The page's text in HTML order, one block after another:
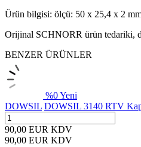
Ürün bilgisi: ölçü: 50 x 25,4 x 2
Orijinal SCHNORR ürün tedariki,
BENZER ÜRÜNLER
%0Yeni
DOWSIL DOWSIL 3140 RTV
90,00 EUR KDV
90,00 EUR KDV